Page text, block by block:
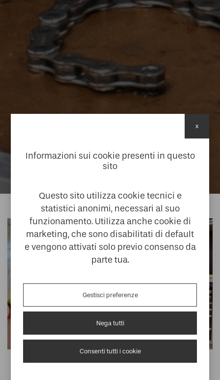
Informazioni sui cookie presenti in questo
sito
Questo sito utilizza cookie tecnici e
statistici anonimi, necessari al suo
funzionamento. Utilizza anche cookie di
marketing, che sono disabilitati di default
e vengono attivati solo previo consenso da
parte tua.
Gestisci preferenze
Nega tutti
Consenti tutti i cookie
x